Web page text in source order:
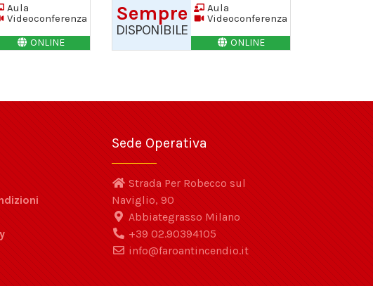
Aula
Videoconferenza
ONLINE
Sempre
DISPONIBILE
Aula
Videoconferenza
ONLINE
Sede Operativa
Strada Per Robecco sul
Naviglio, 90
Abbiategrasso Milano
+39 02.90394105
info@faroantincendio.it